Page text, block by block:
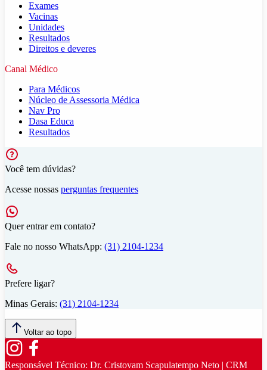
Exames
Vacinas
Unidades
Resultados
Direitos e deveres
Canal Médico
Para Médicos
Núcleo de Assessoria Médica
Nav Pro
Dasa Educa
Resultados
Você tem dúvidas?
Acesse nossas perguntas frequentes
Quer entrar em contato?
Fale no nosso WhatsApp: (31) 2104-1234
Prefere ligar?
Minas Gerais: (31) 2104-1234
Voltar ao topo
Responsável Técnico: Dr. Cristovam Scapulatempo Neto | CRM